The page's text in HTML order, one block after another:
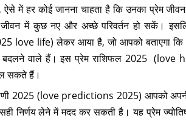
में हर कोई जानना चाहता है कि उनका प्रेम
में कुछ नए और अच्छे परिवर्तन हो सकें।
love life) लेकर आया है, जो आपको बताएगा
वाले हैं। इस प्रेम राशिफल 2025 (love
सकते हैं।
2025 (love predictions 2025) आपको
निर्णय लेने में मदद कर सकती है। यह प्रेम